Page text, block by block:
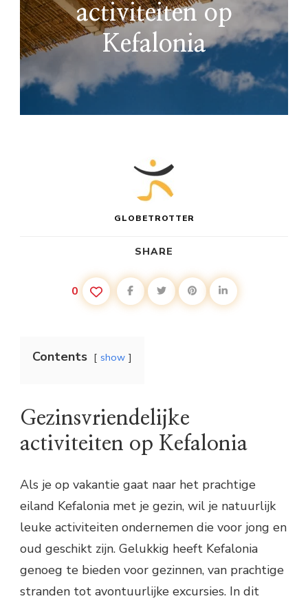
activiteiten op
Kefalonia
GLOBETROTTER
SHARE
0
Contents show
Gezinsvriendelijke
activiteiten op Kefalonia
Als je op vakantie gaat naar het prachtige
eiland Kefalonia met je gezin, wil je natuurlijk
leuke activiteiten ondernemen die voor jong en
oud geschikt zijn. Gelukkig heeft Kefalonia
genoeg te bieden voor gezinnen, van prachtige
stranden tot avontuurlijke excursies. In dit